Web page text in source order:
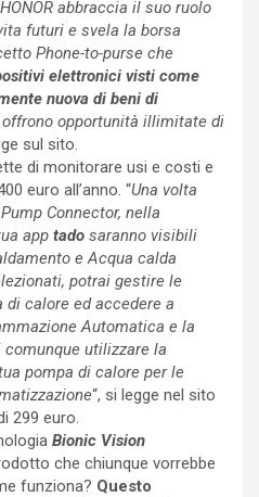
HONOR abbraccia il suo ruolo
futuri e svela la borsa
Phone-to-purse che
elettronici visti come
nuova di beni di
opportunità illimitate di
sul sito.
di monitorare usi e costi e
euro all’anno. “Una volta
Connector, nella
app tado saranno visibili
e Acqua calda
potrai gestire le
calore ed accedere a
Automatica e la
utilizzare la
pompa di calore per le
“, si legge nel sito
299 euro.
Bionic Vision
che chiunque vorrebbe
funziona? Questo